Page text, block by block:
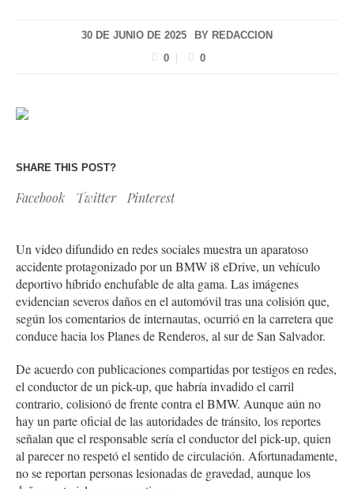
30 DE JUNIO DE 2025 BY REDACCION
0
0
SHARE THIS POST?
Facebook Twitter Pinterest
Un video difundido en redes sociales muestra un aparatoso
accidente protagonizado por un BMW i8 eDrive, un vehículo
deportivo híbrido enchufable de alta gama. Las imágenes
evidencian severos daños en el automóvil tras una colisión que,
según los comentarios de internautas, ocurrió en la carretera que
conduce hacia los Planes de Renderos, al sur de San Salvador.
De acuerdo con publicaciones compartidas por testigos en redes,
el conductor de un pick-up, que habría invadido el carril
contrario, colisionó de frente contra el BMW. Aunque aún no
hay un parte oficial de las autoridades de tránsito, los reportes
señalan que el responsable sería el conductor del pick-up, quien
al parecer no respetó el sentido de circulación. Afortunadamente,
no se reportan personas lesionadas de gravedad, aunque los